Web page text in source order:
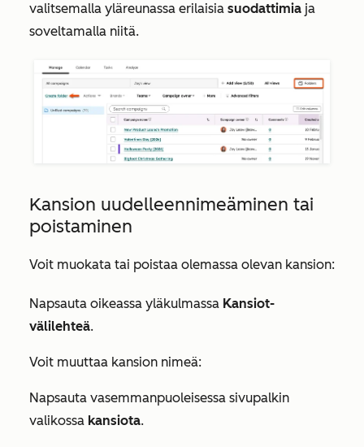
valitsemalla yläreunassa erilaisia suodattimia ja
soveltamalla niitä.
Kansion uudelleennimeäminen tai
poistaminen
Voit muokata tai poistaa olemassa olevan kansion:
Napsauta oikeassa yläkulmassa Kansiot-
välilehteä.
Voit muuttaa kansion nimeä:
Napsauta vasemmanpuoleisessa sivupalkin
valikossa kansiota.